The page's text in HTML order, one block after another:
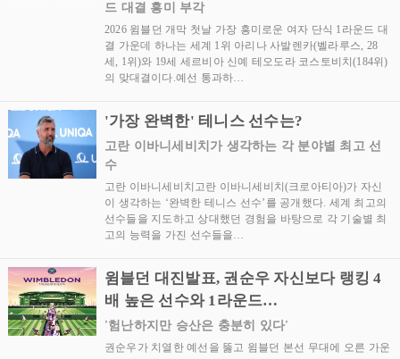
드 대결 흥미 부각
2026 윔블던 개막 첫날 가장 흥미로운 여자 단식 1라운드 대
결 가운데 하나는 세계 1위 아리나 사발렌카(벨라루스, 28
세, 1위)와 19세 세르비아 신예 테오도라 코스토비치(184위)
의 맞대결이다.예선 통과하…
'가장 완벽한' 테니스 선수는?
고란 이바니세비치가 생각하는 각 분야별 최고 선
수
고란 이바니세비치고란 이바니세비치(크로아티아)가 자신
이 생각하는 ‘완벽한 테니스 선수’를 공개했다. 세계 최고의
선수들을 지도하고 상대했던 경험을 바탕으로 각 기술별 최
고의 능력을 가진 선수들을…
윔블던 대진발표, 권순우 자신보다 랭킹 4
배 높은 선수와 1라운드…
'험난하지만 승산은 충분히 있다'
권순우가 치열한 예선을 뚫고 윔블던 본선 무대에 오른 가운